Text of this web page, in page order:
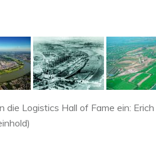
Logistics Hall of Fame ein: